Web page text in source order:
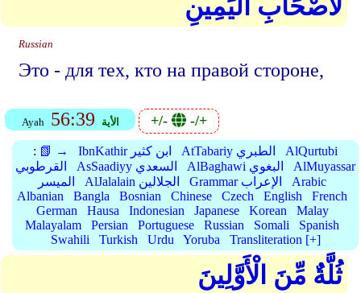
لِّأَصْحَابِ الْيَمِينِ
Russian
Это - для тех, кто на правой стороне,
Ayah 56:39 الأية +/- -/+
: 📗 → IbnKathir ابن كثير AtTabariy الطبري
AlQurtubi
القرطوبي
AsSaadiyy السعدي AlBaghawi البغوي
AlMuyassar
الميسر
AlJalalain الجلالين Grammar الإعراب
Arabic
Albanian
Bangla Bosnian Chinese Czech English
French
German
Hausa Indonesian Japanese Korean
Malay
Malayalam
Persian Portuguese Russian Somali
Spanish
Swahili
Turkish Urdu Yoruba Transliteration [+]
ثُلَّةٌ مِّنَ الْأَوَّلِينَ